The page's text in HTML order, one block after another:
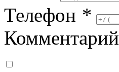
Телефон *
Комментарий